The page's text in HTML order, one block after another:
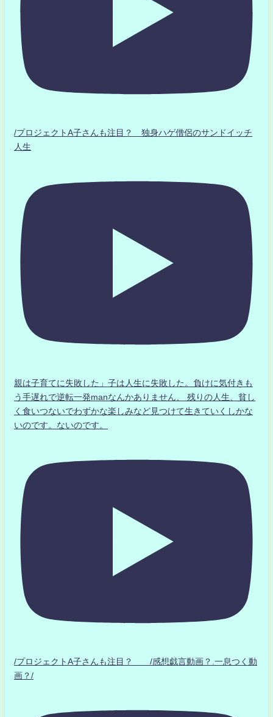
/プロジェクトA子さんも注目？ 独身ハゲ僧侶のサンドイッチ
人生
親は子育てに失敗した」子は人生に失敗した。負けに気付きも
う手遅れで逆転一発manなんかありません、 残りの人生、貧し
く食いつないでわずかな楽しみなど見つけて生きていくしかな
いのです。ないのです。
/プロジェクトA子さんも注目？ /感想戯言動画？.一息つく動
画？/